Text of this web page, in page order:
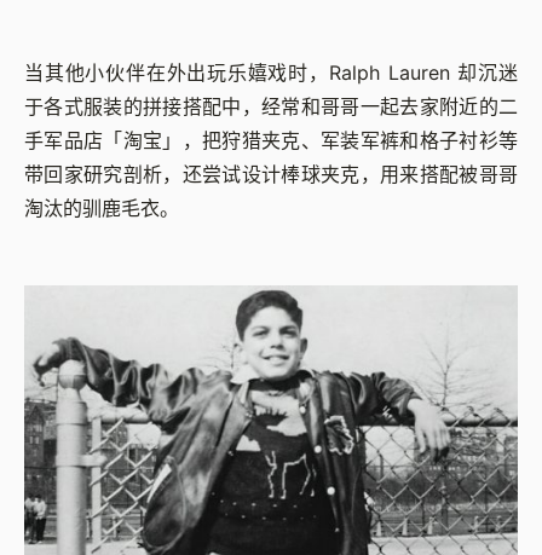
当其他小伙伴在外出玩乐嬉戏时，Ralph Lauren 却沉迷
于各式服装的拼接搭配中，经常和哥哥一起去家附近的二
手军品店「淘宝」，把狩猎夹克、军装军裤和格子衬衫等
带回家研究剖析，还尝试设计棒球夹克，用来搭配被哥哥
淘汰的驯鹿毛衣。